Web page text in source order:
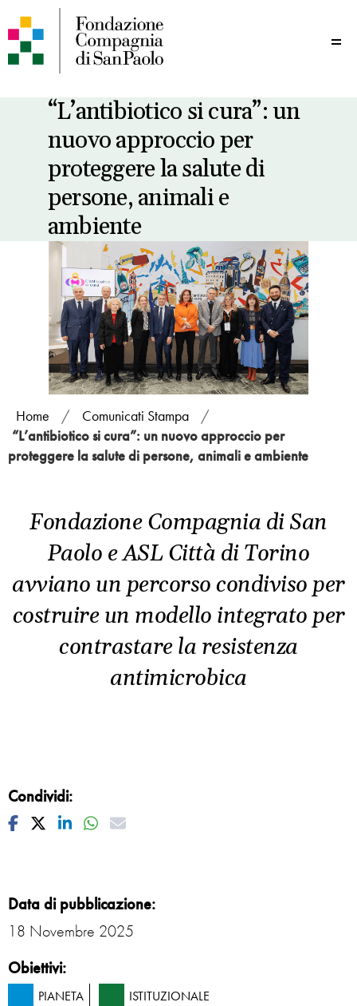
“L’antibiotico si cura”: un
nuovo approccio per
proteggere la salute di
persone, animali e
ambiente
Home / Comunicati Stampa
/
“L’antibiotico si cura”: un nuovo approccio per
proteggere la salute di persone, animali e ambiente
Fondazione Compagnia di San
Paolo e ASL Città di Torino
avviano un percorso condiviso per
costruire un modello integrato per
contrastare la resistenza
antimicrobica
Condividi:
Facebook
TwitterLinkedinWhatsapp
Mail
Data di pubblicazione:
18 Novembre 2025
Obiettivi:
PIANETA ISTITUZIONALE